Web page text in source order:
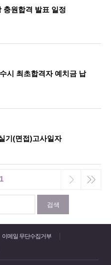
충원합격 발표 일정
시 최초합격자 예치금 납
기(면접)고사일자
1
검색
이메일 무단수집거부